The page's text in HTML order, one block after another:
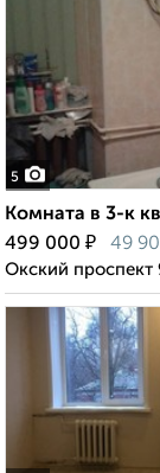
5
Комната в 3-к
499 000 ₽ 49
Окский проспект